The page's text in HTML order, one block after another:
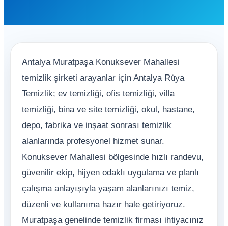
Antalya Muratpaşa Konuksever Mahallesi
temizlik şirketi arayanlar için Antalya Rüya
Temizlik; ev temizliği, ofis temizliği, villa
temizliği, bina ve site temizliği, okul, hastane,
depo, fabrika ve inşaat sonrası temizlik
alanlarında profesyonel hizmet sunar.
Konuksever Mahallesi bölgesinde hızlı randevu,
güvenilir ekip, hijyen odaklı uygulama ve planlı
çalışma anlayışıyla yaşam alanlarınızı temiz,
düzenli ve kullanıma hazır hale getiriyoruz.
Muratpaşa genelinde temizlik firması ihtiyacınız